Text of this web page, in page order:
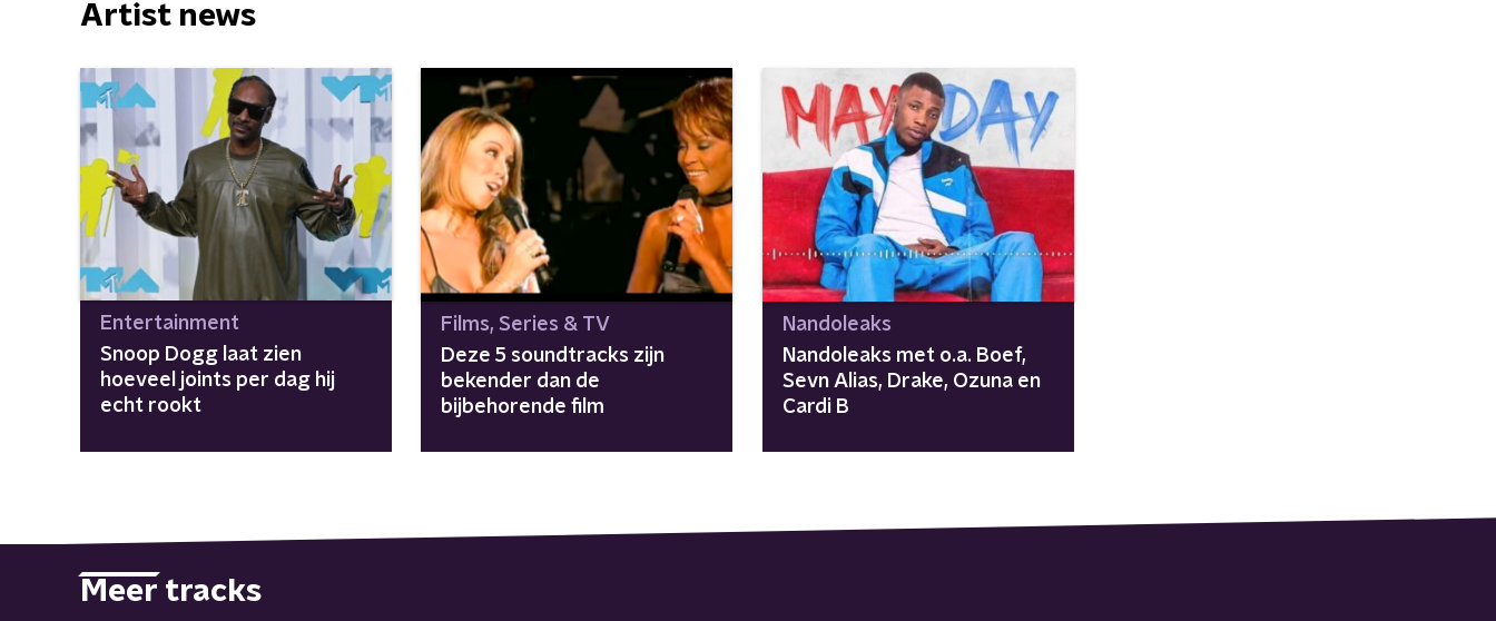
Artist news
Entertainment
Snoop Dogg laat zien
hoeveel joints per dag hij
echt rookt
Films, Series & TV
Deze 5 soundtracks zijn
bekender dan de
bijbehorende film
Nandoleaks
Nandoleaks met o.a. Boef,
Sevn Alias, Drake, Ozuna en
Cardi B
Meer tracks